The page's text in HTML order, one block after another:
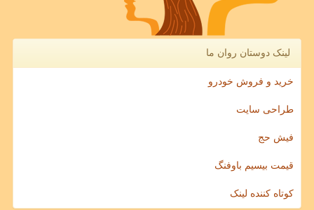
لینک دوستان روان ما
خرید و فروش خودرو
طراحی سایت
فیش حج
قیمت بیسیم باوفنگ
کوتاه کننده لینک